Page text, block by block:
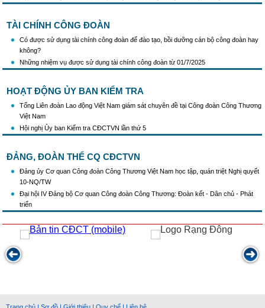
TÀI CHÍNH CÔNG ĐOÀN
Có được sử dụng tài chính công đoàn để đào tạo, bồi dưỡng cán bộ công đoàn hay
không?
Những nhiệm vụ được sử dụng tài chính công đoàn từ 01/7/2025
HOẠT ĐỘNG ỦY BAN KIỂM TRA
Tổng Liên đoàn Lao động Việt Nam giám sát chuyên đề tại Công đoàn Công Thương
Việt Nam
Hội nghị Ủy ban Kiểm tra CĐCTVN lần thứ 5
ĐẢNG, ĐOÀN THỂ CQ CĐCTVN
Đảng ủy Cơ quan Công đoàn Công Thương Việt Nam học tập, quán triệt Nghị quyết
10-NQ/TW
Đại hội IV Đảng bộ Cơ quan Công đoàn Công Thương: Đoàn kết - Dân chủ - Phát
triển